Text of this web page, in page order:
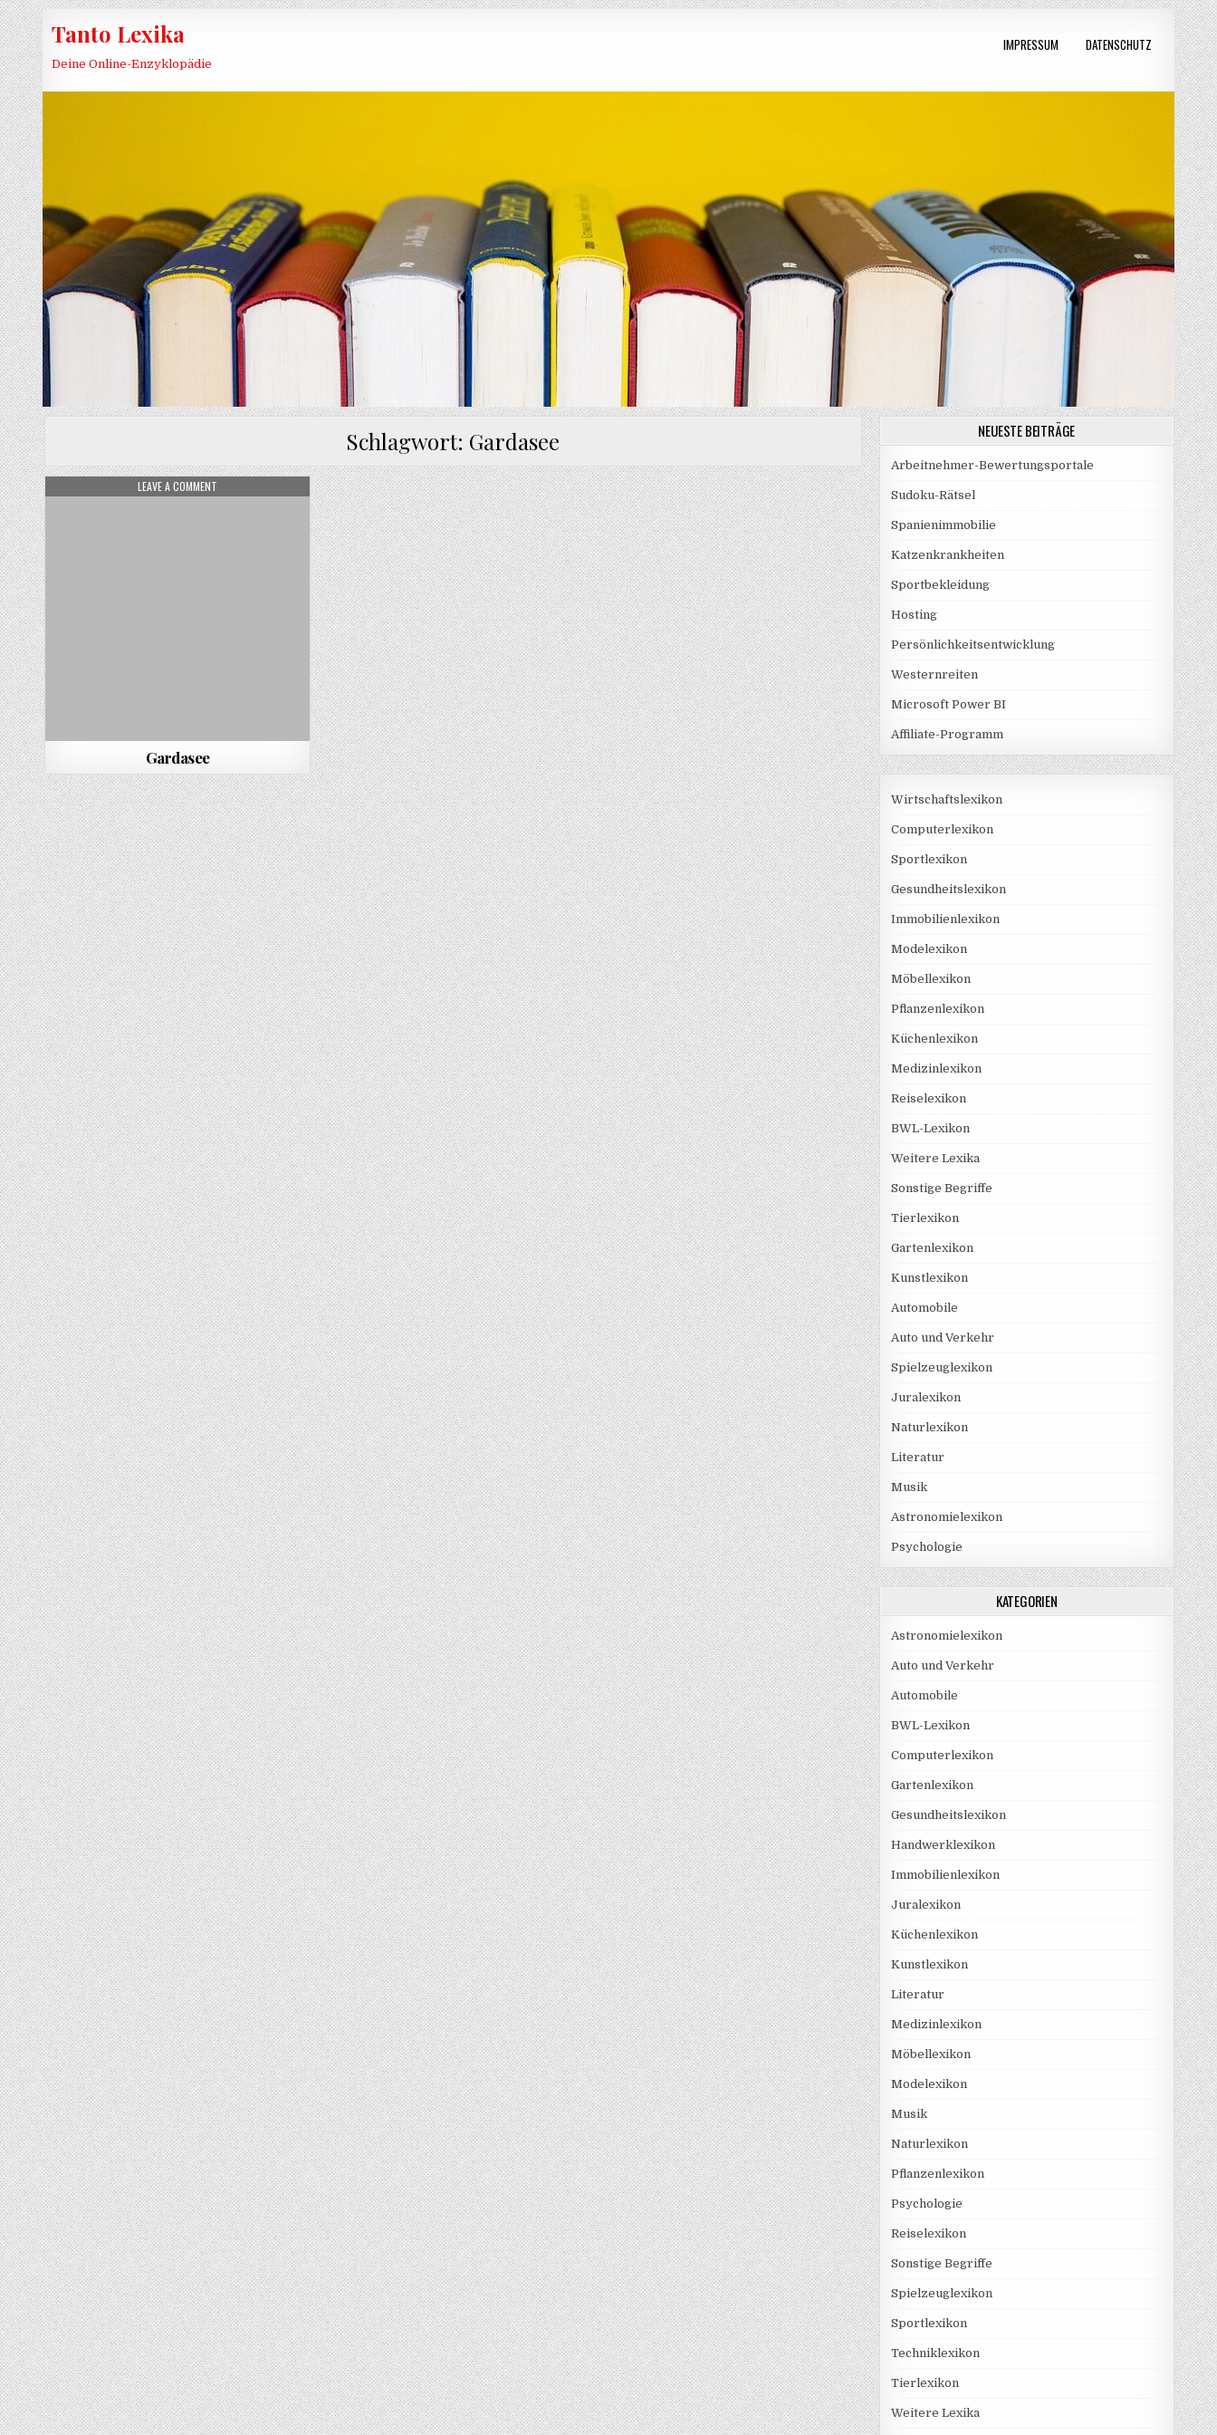
Skip to content
Tanto Lexika
Deine Online-Enzyklopädie
IMPRESSUM DATENSCHUTZ
Schlagwort: Gardasee
LEAVE A COMMENT
Gardasee
NEUESTE BEITRÄGE
Arbeitnehmer-Bewertungsportale
Sudoku-Rätsel
Spanienimmobilie
Katzenkrankheiten
Sportbekleidung
Hosting
Persönlichkeitsentwicklung
Westernreiten
Microsoft Power BI
Affiliate-Programm
Wirtschaftslexikon
Computerlexikon
Sportlexikon
Gesundheitslexikon
Immobilienlexikon
Modelexikon
Möbellexikon
Pflanzenlexikon
Küchenlexikon
Medizinlexikon
Reiselexikon
BWL-Lexikon
Weitere Lexika
Sonstige Begriffe
Tierlexikon
Gartenlexikon
Kunstlexikon
Automobile
Auto und Verkehr
Spielzeuglexikon
Juralexikon
Naturlexikon
Literatur
Musik
Astronomielexikon
Psychologie
KATEGORIEN
Astronomielexikon
Auto und Verkehr
Automobile
BWL-Lexikon
Computerlexikon
Gartenlexikon
Gesundheitslexikon
Handwerklexikon
Immobilienlexikon
Juralexikon
Küchenlexikon
Kunstlexikon
Literatur
Medizinlexikon
Möbellexikon
Modelexikon
Musik
Naturlexikon
Pflanzenlexikon
Psychologie
Reiselexikon
Sonstige Begriffe
Spielzeuglexikon
Sportlexikon
Techniklexikon
Tierlexikon
Weitere Lexika